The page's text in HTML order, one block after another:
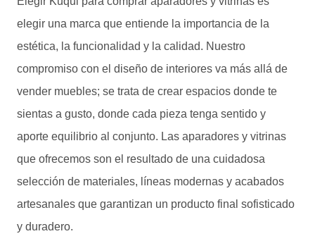
elegir una marca que entiende la importancia de la
estética, la funcionalidad y la calidad. Nuestro
compromiso con el diseño de interiores va más allá de
vender muebles; se trata de crear espacios donde te
sientas a gusto, donde cada pieza tenga sentido y
aporte equilibrio al conjunto. Las aparadores y vitrinas
que ofrecemos son el resultado de una cuidadosa
selección de materiales, líneas modernas y acabados
artesanales que garantizan un producto final sofisticado
y duradero.